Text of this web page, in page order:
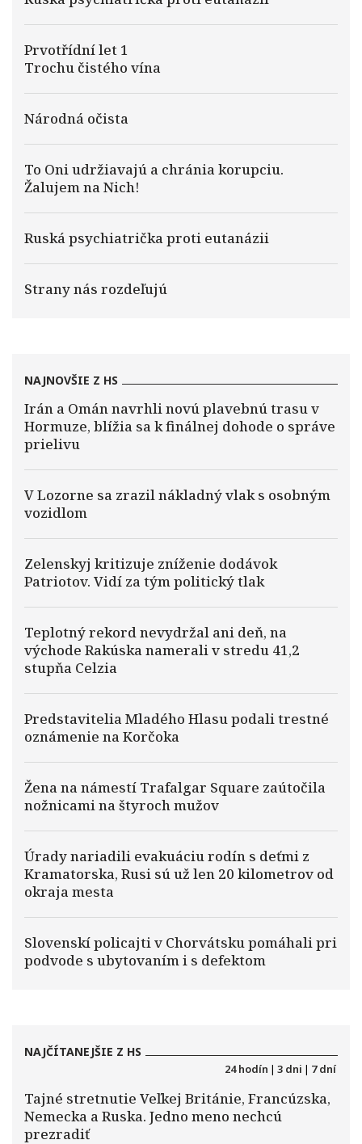
Prvotřídní let 1
Trochu čistého vína
Národná očista
To Oni udržiavajú a chránia korupciu.
Žalujem na Nich!
Ruská psychiatrička proti eutanázii
Strany nás rozdeľujú
NAJNOVŠIE Z HS
Irán a Omán navrhli novú plavebnú trasu v
Hormuze, blížia sa k finálnej dohode o správe
prielivu
V Lozorne sa zrazil nákladný vlak s osobným
vozidlom
Zelenskyj kritizuje zníženie dodávok
Patriotov. Vidí za tým politický tlak
Teplotný rekord nevydržal ani deň, na
východe Rakúska namerali v stredu 41,2
stupňa Celzia
Predstavitelia Mladého Hlasu podali trestné
oznámenie na Korčoka
Žena na námestí Trafalgar Square zaútočila
nožnicami na štyroch mužov
Úrady nariadili evakuáciu rodín s deťmi z
Kramatorska, Rusi sú už len 20 kilometrov od
okraja mesta
Slovenskí policajti v Chorvátsku pomáhali pri
podvode s ubytovaním i s defektom
NAJČÍTANEJŠIE Z HS
24 hodín | 3 dni | 7 dní
Tajné stretnutie Veľkej Británie, Francúzska,
Nemecka a Ruska. Jedno meno nechcú
prezradiť